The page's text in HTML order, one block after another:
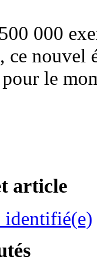
000
nouvel
le
article
identifié(e)